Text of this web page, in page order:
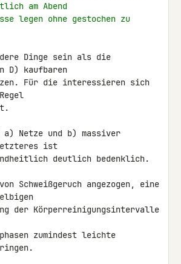
am Abend
legen ohne gestochen zu
Dinge sein als die
D) kaufbaren
Für die interessieren sich
Netze und b) massiver
ist
deutlich bedenklich.
Schweißgeruch angezogen, eine
der Körperreinigungsintervalle
zumindest leichte